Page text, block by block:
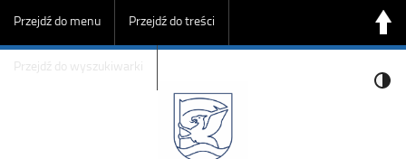
Przejdź do menu Przejdź do treści
Przejdź do wyszukiwarki